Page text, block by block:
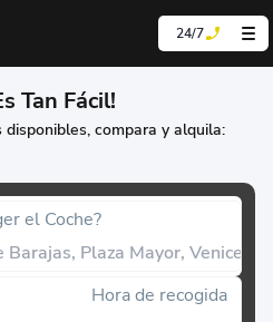
24/7
Tan Fácil!
compara y alquila:
el Coche?
Hora de recogida